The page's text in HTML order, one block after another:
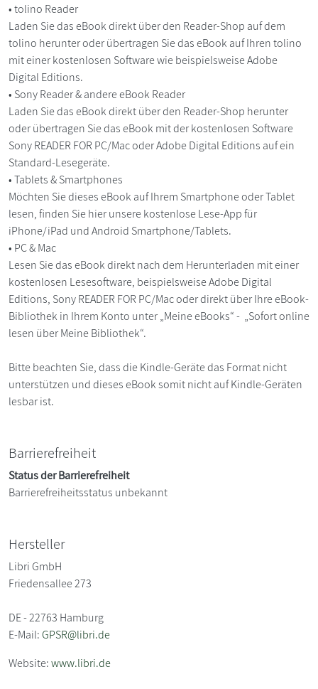
• tolino Reader
Laden Sie das eBook direkt über den Reader-Shop auf dem
tolino herunter oder übertragen Sie das eBook auf Ihren tolino
mit einer kostenlosen Software wie beispielsweise Adobe
Digital Editions.
• Sony Reader & andere eBook Reader
Laden Sie das eBook direkt über den Reader-Shop herunter
oder übertragen Sie das eBook mit der kostenlosen Software
Sony READER FOR PC/Mac oder Adobe Digital Editions auf ein
Standard-Lesegeräte.
• Tablets & Smartphones
Möchten Sie dieses eBook auf Ihrem Smartphone oder Tablet
lesen, finden Sie hier unsere kostenlose Lese-App für
iPhone/iPad und Android Smartphone/Tablets.
• PC & Mac
Lesen Sie das eBook direkt nach dem Herunterladen mit einer
kostenlosen Lesesoftware, beispielsweise Adobe Digital
Editions, Sony READER FOR PC/Mac oder direkt über Ihre eBook-
Bibliothek in Ihrem Konto unter „Meine eBooks“ - „Sofort online
lesen über Meine Bibliothek“.
Bitte beachten Sie, dass die Kindle-Geräte das Format nicht
unterstützen und dieses eBook somit nicht auf Kindle-Geräten
lesbar ist.
Barrierefreiheit
Status der Barrierefreiheit
Barrierefreiheitsstatus unbekannt
Hersteller
Libri GmbH
Friedensallee 273
DE - 22763 Hamburg
E-Mail:GPSR@libri.de
Website:www.libri.de